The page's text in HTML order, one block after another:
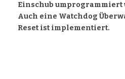
Einschub umprogrammiert
Auch eine Watchdog
Reset ist implementiert.